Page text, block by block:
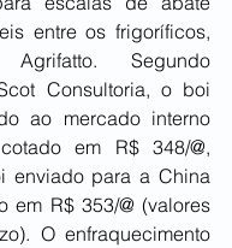
entre os frigoríficos,
Segundo
Consultoria, o boi
ao mercado interno
em R$ 348/@,
enviado para a China
em R$ 353/@ (valores
O enfraquecimento